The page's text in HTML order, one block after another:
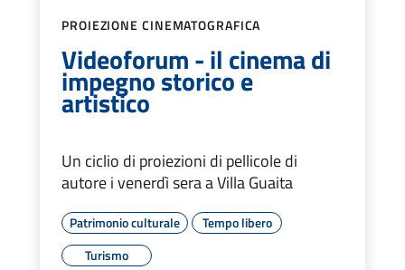
PROIEZIONE CINEMATOGRAFICA
Videoforum - il cinema di
impegno storico e
artistico
Un ciclio di proiezioni di pellicole di
autore i venerdì sera a Villa Guaita
Patrimonio culturale
Tempo libero
Turismo